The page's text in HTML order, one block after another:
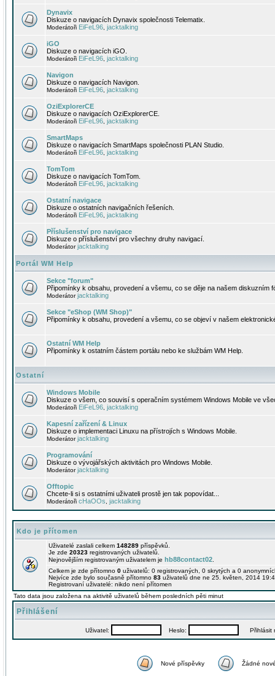
Dynavix
Diskuze o navigacích Dynavix společnosti Telematix.
Moderátoři EiFeL96 jacktalking
iGO
Diskuze o navigacích iGO.
Moderátoři EiFeL96 jacktalking
Navigon
Diskuze o navigacích Navigon.
Moderátoři EiFeL96 jacktalking
OziExplorerCE
Diskuze o navigacích OziExplorerCE.
Moderátoři EiFeL96 jacktalking
SmartMaps
Diskuze o navigacích SmartMaps společnosti PLAN Studio.
Moderátoři EiFeL96 jacktalking
TomTom
Diskuze o navigacích TomTom.
Moderátoři EiFeL96 jacktalking
Ostatní navigace
Diskuze o ostatních navigačních řešeních.
Moderátoři EiFeL96 jacktalking
Příslušenství pro navigace
Diskuze o příslušenství pro všechny druhy navigací.
Moderátorjacktalking
Portál WM Help
Sekce "forum"
Připomínky k obsahu, provedení a všemu, co se děje na našem diskuzním
Moderátorjacktalking
Sekce "eShop (WM Shop)"
Připomínky k obsahu, provedení a všemu, co se objeví v našem
Ostatní WM Help
Připomínky k ostatním částem portálu nebo ke službám WM Help.
Ostatní
Windows Mobile
Diskuze o všem, co souvisí s operačním systémem Windows Mobile ve
Moderátoři EiFeL96 jacktalking
Kapesní zařízení & Linux
Diskuze o implementaci Linuxu na přístrojích s Windows Mobile.
Moderátorjacktalking
Programování
Diskuze o vývojářských aktivitách pro Windows Mobile.
Moderátorjacktalking
Offtopic
Chcete-li si s ostatními uživateli prostě jen tak popovídat...
Moderátoři cHaOOs jacktalking
Kdo je přítomen
Uživatelé zaslali celkem 148289 příspěvků.
Je zde 20323 registrovaných uživatelů.
Nejnovějším registrovaným uživatelem je hb88contact02
Celkem je zde přítomno 0 uživatelů: 0 registrovaných, 0 skrytých a 0
Nejvíce zde bylo současně přítomno 83 uživatelů dne ne 25. květen, 2014
Registrovaní uživatelé: nikdo není přítomen
Tato data jsou založena na aktivitě uživatelů během posledních pěti minut
Přihlášení
Uživatel: Heslo: Přihlásit
Nové příspěvky Žádné